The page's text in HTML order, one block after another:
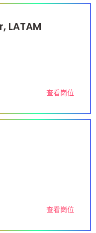
LATAM
查看崗位
查看崗位